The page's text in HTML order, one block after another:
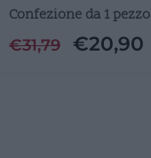
Confezione da 1 pezzo
€31,79 €20,90